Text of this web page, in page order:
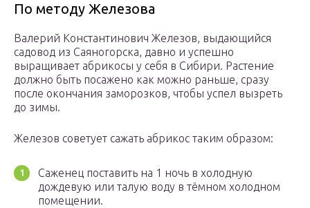
По методу Железова
Валерий Константинович Железов, выдающийся
садовод из Саяногорска, давно и успешно
выращивает абрикосы у себя в Сибири. Растение
должно быть посажено как можно раньше, сразу
после окончания заморозков, чтобы успел вызреть
до зимы.
Железов советует сажать абрикос таким образом:
Саженец поставить на 1 ночь в холодную
дождевую или талую воду в тёмном холодном
помещении.